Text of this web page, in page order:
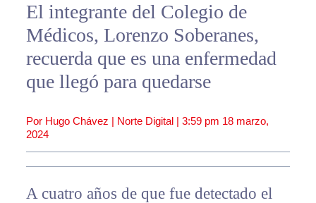
El integrante del Colegio de
Médicos, Lorenzo Soberanes,
recuerda que es una enfermedad
que llegó para quedarse
Por Hugo Chávez | Norte Digital | 3:59 pm 18 marzo,
2024
A cuatro años de que fue detectado el